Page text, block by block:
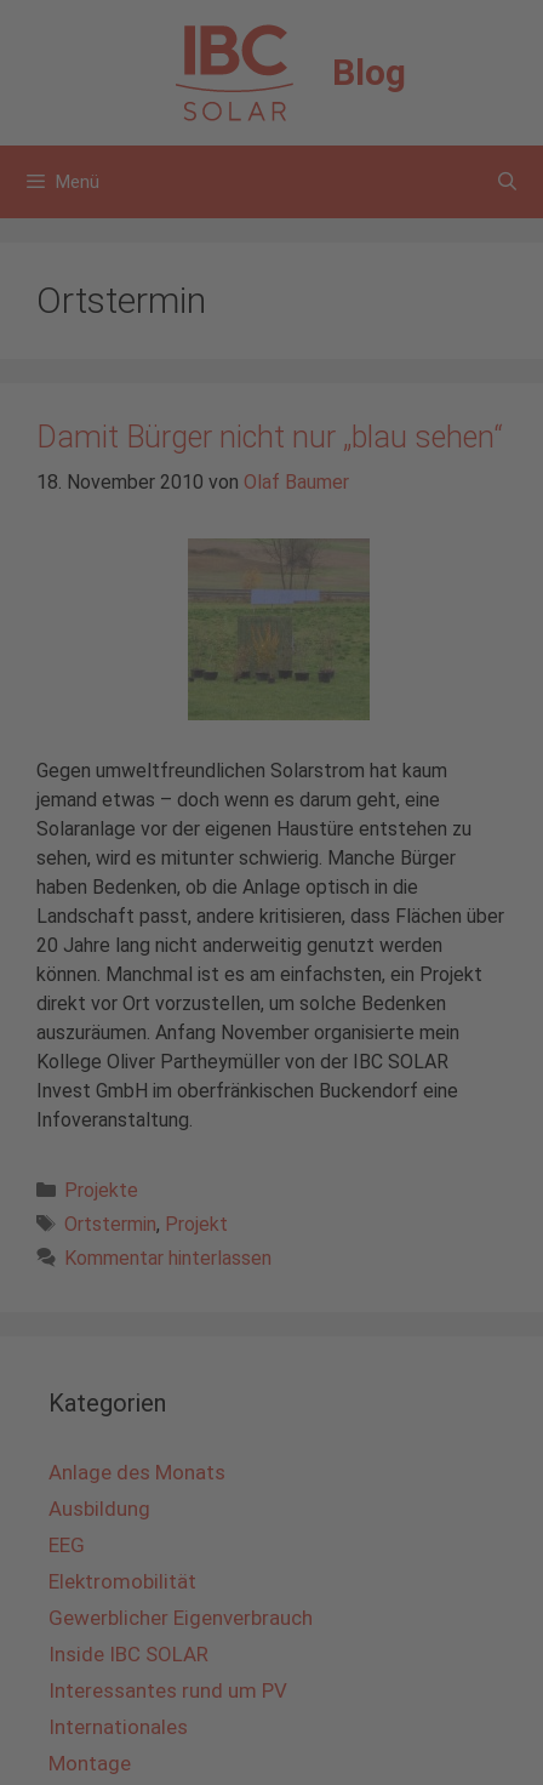
Blog
Menü
Ortstermin
Damit Bürger nicht nur „blau sehen“
18. November 2010 von Olaf Baumer
Gegen umweltfreundlichen Solarstrom hat kaum
jemand etwas – doch wenn es darum geht, eine
Solaranlage vor der eigenen Haustüre entstehen zu
sehen, wird es mitunter schwierig. Manche Bürger
haben Bedenken, ob die Anlage optisch in die
Landschaft passt, andere kritisieren, dass Flächen über
20 Jahre lang nicht anderweitig genutzt werden
können. Manchmal ist es am einfachsten, ein Projekt
direkt vor Ort vorzustellen, um solche Bedenken
auszuräumen. Anfang November organisierte mein
Kollege Oliver Partheymüller von der IBC SOLAR
Invest GmbH im oberfränkischen Buckendorf eine
Infoveranstaltung.
Kategorien
Projekte
Schlagwörter
Ortstermin, Projekt
Kommentar hinterlassen
Kategorien
Anlage des Monats
Ausbildung
EEG
Elektromobilität
Gewerblicher Eigenverbrauch
Inside IBC SOLAR
Interessantes rund um PV
Internationales
Montage